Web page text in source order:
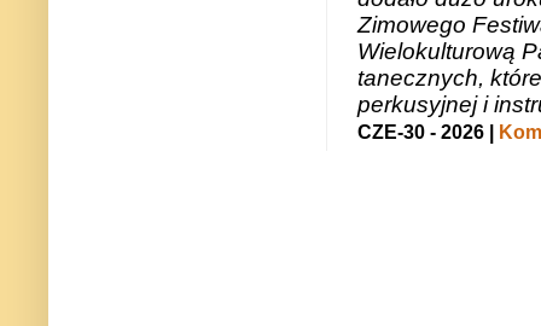
Zimowego
Wielokulturową
tanecznych,
perkusyjnej i
CZE-30 - 2026 |